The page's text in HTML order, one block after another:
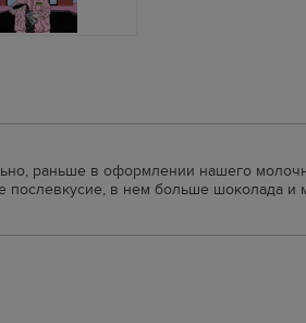
раньше в оформлении нашего
в нем больше шоколада и